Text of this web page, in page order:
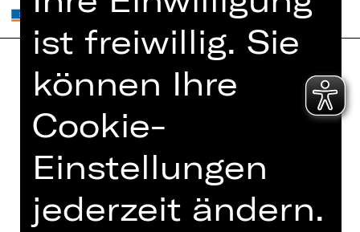
Home
Spielplan
Künstler*innen
Newsletter
Kartenkauf
Abos 26/27
Jobs
Interner Bereich
AGB
Datenschutz
ist freiwillig. Sie
können Ihre
Cookie-
Einstellungen
jederzeit ändern.